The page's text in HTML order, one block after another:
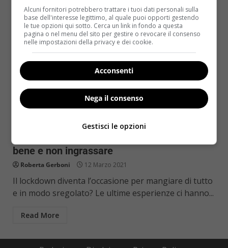
Diete Primo Piano
bene e non ingrassare
Roberta Gerboni 12 Marzo 2021
Il lockdown diventa l’occasione per mangiare di tutto
e in modo sregolato? Le ultime esperienze ci hanno...
Read More
Alcuni fornitori potrebbero trattare i tuoi dati personali sulla
base dell'interesse legittimo, al quale puoi opporti gestendo
le tue opzioni qui sotto. Cerca un link in fondo a questa
pagina o nel menu del sito per gestire o revocare il consenso
nelle impostazioni della privacy e dei cookie.
Acconsenti
Nega il consenso
Gestisci le opzioni